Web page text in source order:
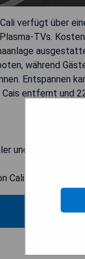
verfügt über
TVs.
während
Entspannen
entfernt und
und
Cali